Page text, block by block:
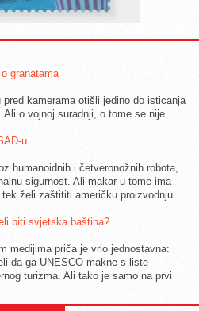
granatama
kamerama otišli jedino do isticanja
o vojnoj suradnji, o tome se nije
u
humanoidnih i četveronožnih robota,
sigurnost. Ali makar u tome ima
želi zaštititi američku proizvodnju
biti svjetska baština?
medijima priča je vrlo jednostavna:
da ga UNESCO makne s liste
turizma. Ali tako je samo na prvi